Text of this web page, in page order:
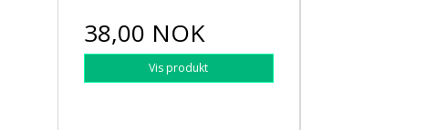
38,00 NOK
Vis produkt